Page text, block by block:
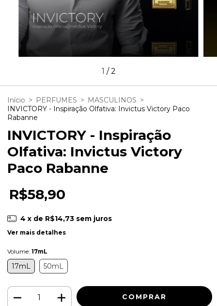
1 /2
Início > PERFUMES > MASCULINOS >
INVICTORY - Inspiração Olfativa: Invictus Victory Paco
Rabanne
INVICTORY - Inspiração
Olfativa: Invictus Victory
Paco Rabanne
R$58,90
4 x de R$14,73 sem juros
Ver mais detalhes
Volume: 17mL
17mL 50mL